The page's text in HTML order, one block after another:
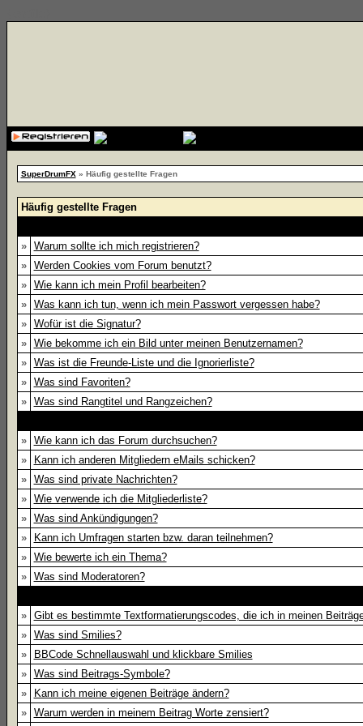
SuperDrumFX» Häufig gestellte Fragen
Häufig gestellte Fragen
»
Warum sollte ich mich registrieren?
»
Werden Cookies vom Forum benutzt?
»
Wie kann ich mein Profil bearbeiten?
»
Was kann ich tun, wenn ich mein Passwort vergessen habe?
»
Wofür ist die Signatur?
»
Wie bekomme ich ein Bild unter meinen Benutzernamen?
»
Was ist die Freunde-Liste und die Ignorierliste?
»
Was sind Favoriten?
»
Was sind Rangtitel und Rangzeichen?
»
Wie kann ich das Forum durchsuchen?
»
Kann ich anderen Mitgliedern eMails schicken?
»
Was sind private Nachrichten?
»
Wie verwende ich die Mitgliederliste?
»
Was sind Ankündigungen?
»
Kann ich Umfragen starten bzw. daran teilnehmen?
»
Wie bewerte ich ein Thema?
»
Was sind Moderatoren?
»
Gibt es bestimmte Textformatierungscodes, die ich in meinen
»
Was sind Smilies?
»
BBCode Schnellauswahl und klickbare Smilies
»
Was sind Beitrags-Symbole?
»
Kann ich meine eigenen Beiträge ändern?
»
Warum werden in meinem Beitrag Worte zensiert?